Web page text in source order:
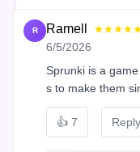
R Ramell
6/5/2026
Sprunki is a
s to make them
👍 7 Reply